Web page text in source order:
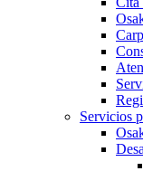
Servicios